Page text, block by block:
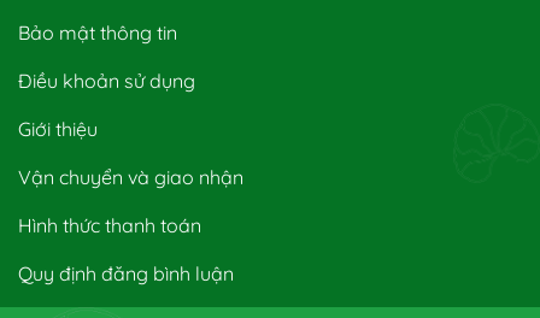
Bảo mật thông tin
Điều khoản sử dụng
Giới thiệu
Vận chuyển và giao nhận
Hình thức thanh toán
Quy định đăng bình luận